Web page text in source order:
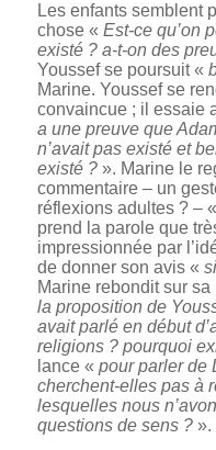
Les enfants semblent
chose « Est-ce qu’on
existé ? a-t-on des
Youssef se poursuit «
Marine. Youssef se
convaincue ; il essaie
a une preuve que
n’avait pas existé et
existé ?». Marine le
commentaire – un
réflexions adultes ? – «
prend la parole que
impressionnée par
de donner son avis «
Marine rebondit sur
la proposition de
avait parlé en début
religions ? pourquoi
lance « pour parler de
cherchent-elles pas à
lesquelles nous
questions de sens ?».